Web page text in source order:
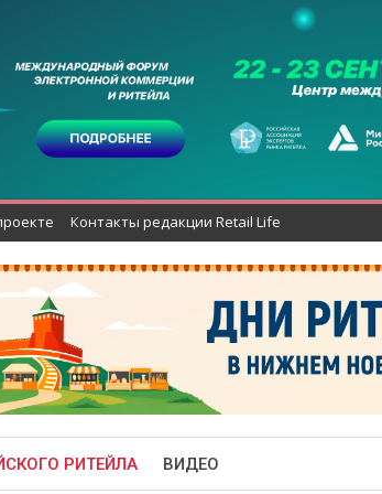
Контакты редакции Retail Life
РИТЕЙЛА ВИДЕО